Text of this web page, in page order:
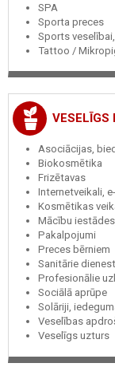
SPA
Sporta preces
Sports
Tattoo /
VESELĪGS
Asociācijas,
Biokosmētika
Frizētavas
Internetveikali,
Kosmētikas
Mācību
Pakalpojumi
Preces bērniem
Sanitārie
Profesionālie
Sociālā aprūpe
Solāriji,
Veselības
Veselīgs uzturs